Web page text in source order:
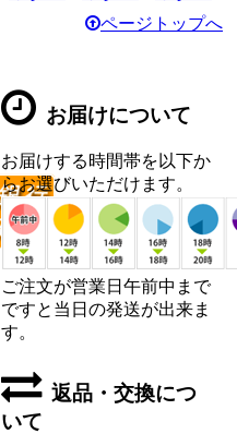
ページトップへ
お届けについて
お届けする時間帯を以下か
らお選びいただけます。
ご注文が営業日午前中まで
ですと当日の発送が出来ま
す。
返品・交換につ
いて